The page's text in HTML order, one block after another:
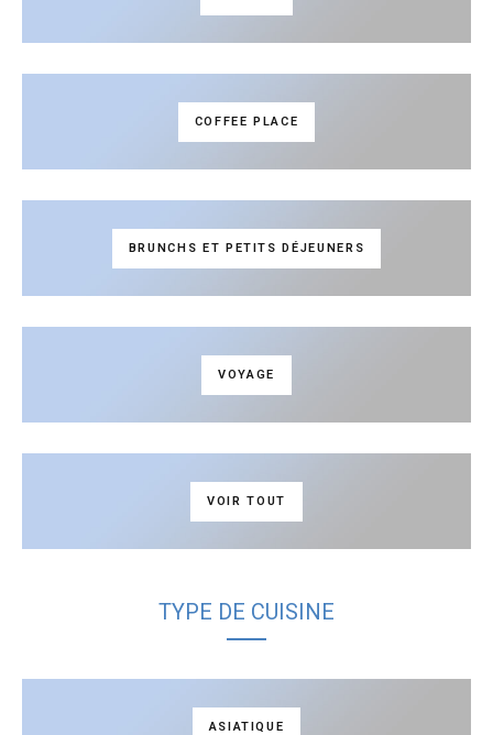
COFFEE PLACE
BRUNCHS ET PETITS DÉJEUNERS
VOYAGE
VOIR TOUT
TYPE DE CUISINE
ASIATIQUE